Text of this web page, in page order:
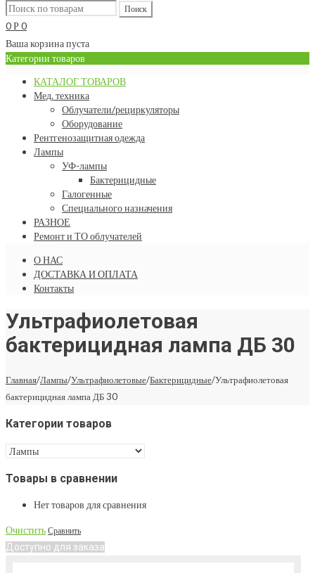
0 Р 0
Ваша корзина пуста
Категории товаров
КАТАЛОГ ТОВАРОВ
Мед. техника
Облучатели/рециркуляторы
Оборудование
Рентгенозащитная одежда
Лампы
УФ-лампы
Бактерицидные
Галогенные
Специального назначения
РАЗНОЕ
Ремонт и ТО облучателей
О НАС
ДОСТАВКА И ОПЛАТА
Контакты
Ультрафиолетовая
бактерицидная лампа ДБ 30
Главная/Лампы/Ультрафиолетовые/Бактерицидные/Ультрафиолетовая
бактерицидная лампа ДБ 30
Категории товаров
Товары в сравнении
Нет товаров для сравнения
Очистить Сравнить
Доступно для заказа